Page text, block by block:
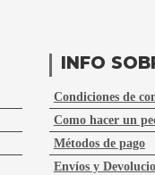
INFO
Condiciones de
Como hacer un
Métodos de pago
Envíos y